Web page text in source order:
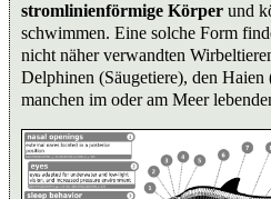
stromlinienförmige Körper und
schwimmen. Eine solche Form
nicht näher verwandten
Delphinen (Säugetiere), den
manchen im oder am Meer